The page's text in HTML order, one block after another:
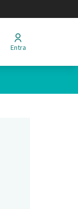
Entra